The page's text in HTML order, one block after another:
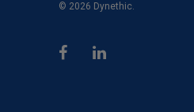
© 2026 Dynethic.